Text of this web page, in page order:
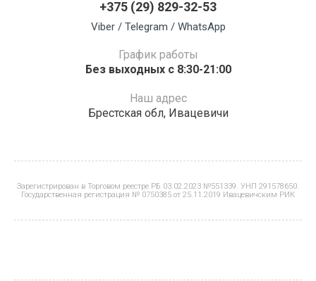
+375 (29) 829-32-53
Viber / Telegram / WhatsApp
График работы
Без выходных с 8:30-21:00
Наш адрес
Брестская обл, Ивацевичи
Зарегистрирован в Торговом реестре РБ 03.02.2023 №551339. УНП 291578650.
Государственная регистрация № 0750385 от 25.11.2019 Ивацевичским РИК